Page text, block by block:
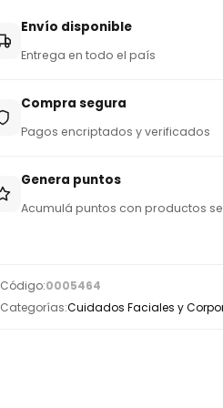
y
+
9
Envío disponible
Entrega en todo el país
Compra segura
Pagos encriptados y verificados
Genera puntos
Acumulá puntos con productos
Código:0005464
Categorías:Cuidados Faciales y